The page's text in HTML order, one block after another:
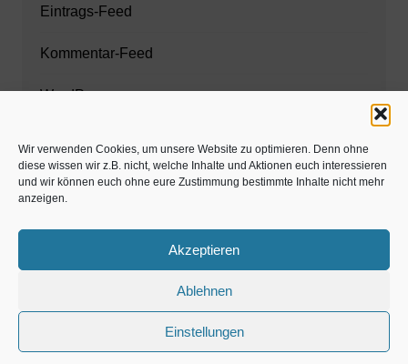
Wir verwenden Cookies, um unsere Website zu optimieren. Denn ohne
diese wissen wir z.B. nicht, welche Inhalte und Aktionen euch interessieren
und wir können euch ohne eure Zustimmung bestimmte Inhalte nicht mehr
anzeigen.
Akzeptieren
Ablehnen
Einstellungen
Eintrags-Feed
Kommentar-Feed
WordPress.org
Zahnarzt München
www.estaregistrierung.org – ESTA
©familös - dieTestfamilie -